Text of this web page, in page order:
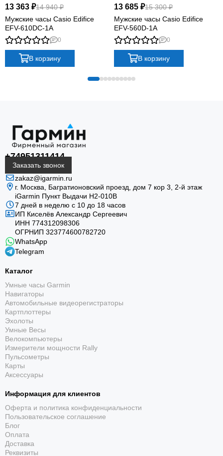
13 363 ₽14 940 ₽
Мужские часы Casio Edifice
EFV-610DC-1A
0
В корзину
13 685 ₽15 300 ₽
Мужские часы Casio Edifice
EFV-560D-1A
0
В корзину
+74951311414
Заказать звонок
zakaz@igarmin.ru
г. Москва, Багратионовский проезд, дом 7 кор 3, 2-й этаж
iGarmin Пункт Выдачи Н2-010В
7 дней в неделю с 10 до 18 часов
ИП Киселёв Александр Сергеевич
ИНН 774312098306
ОГРНИП 323774600782720
WhatsApp
Telegram
Каталог
Умные часы Garmin
Навигаторы
Автомобильные видеорегистраторы
Картплоттеры
Эхолоты
Умные Весы
Велокомпьютеры
Измерители мощности Rally
Пульсометры
Карты
Аксессуары
Информация для клиентов
Оферта и политика конфиденциальности
Пользовательское соглашение
Блог
Оплата
Доставка
Реквизиты